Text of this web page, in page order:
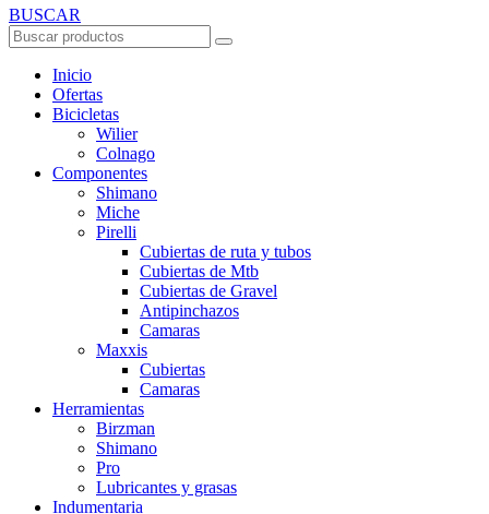
BUSCAR
Inicio
Ofertas
Bicicletas
Wilier
Colnago
Componentes
Shimano
Miche
Pirelli
Cubiertas de ruta y tubos
Cubiertas de Mtb
Cubiertas de Gravel
Antipinchazos
Camaras
Maxxis
Cubiertas
Camaras
Herramientas
Birzman
Shimano
Pro
Lubricantes y grasas
Indumentaria